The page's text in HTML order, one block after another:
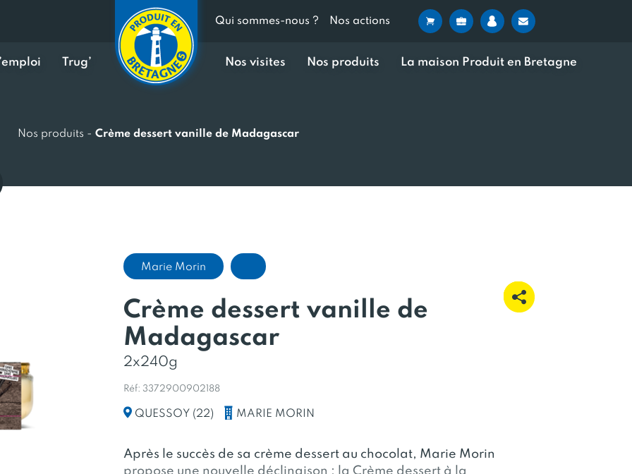
Qui sommes-nous ? Nos actions
Trug’ Nos visites Nos produits La maison Produit en Bretagne
Nos produits - Crème dessert vanille de Madagascar
Marie Morin
Crème dessert vanille de
Madagascar
2x240g
Réf: 3372900902188
QUESSOY (22) MARIE MORIN
Après le succès de sa crème dessert au chocolat, Marie Morin
propose une nouvelle déclinaison : la Crème dessert à la